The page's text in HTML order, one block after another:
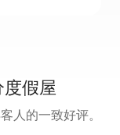
假屋
人的一致好评。